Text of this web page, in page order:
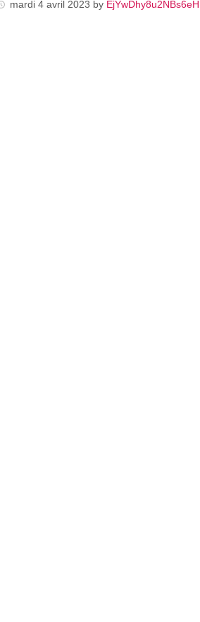
mardi 4 avril 2023 by EjYwDhy8u2NBs6eH